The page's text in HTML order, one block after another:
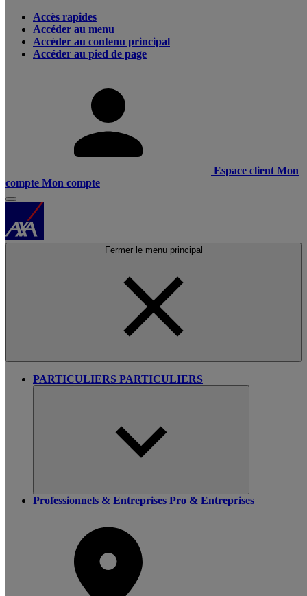
Accès rapides
Accéder au menu
Accéder au contenu principal
Accéder au pied de page
Espace client Mon
compte Mon compte
Fermer le menu principal
PARTICULIERS PARTICULIERS
Professionnels & Entreprises Pro & Entreprises